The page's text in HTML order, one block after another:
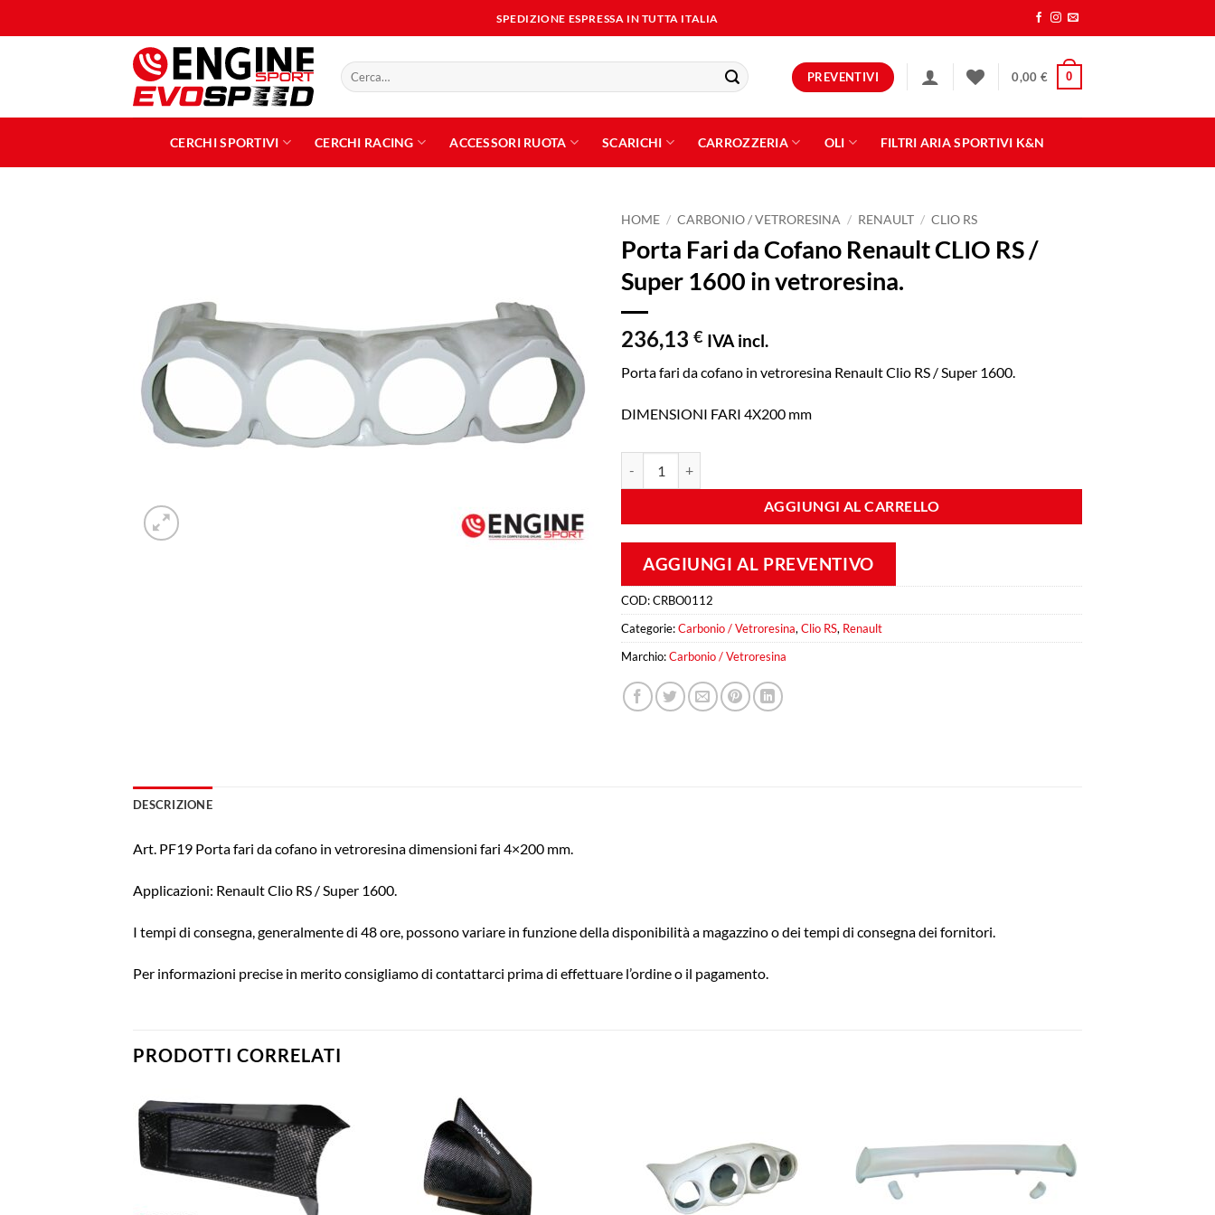
ai
SPEDIZIONE ESPRESSA IN TUTTA ITALIA
Cerca: PREVENTIVI 0,00 € 0
CERCHI SPORTIVI CERCHI RACING ACCESSORI RUOTA SCARICHI CARROZZERIA OLI FILTRI ARIA SPORTIVI K&N
desideri
HOME / CARBONIO / VETRORESINA / RENAULT / CLIO RS
Porta Fari da Cofano Renault CLIO RS /
Super 1600 in vetroresina.
236,13 € IVA incl.
Porta fari da cofano in vetroresina Renault Clio RS / Super 1600.
DIMENSIONI FARI 4X200 mm
AGGIUNGI AL CARRELLO
AGGIUNGI AL PREVENTIVO
COD:CRBO0112
Categorie:Carbonio / Vetroresina,Clio RS, Renault
Marchio:Carbonio / Vetroresina
DESCRIZIONE
Art. PF19 Porta fari da cofano in vetroresina dimensioni fari 4×200 mm.
Applicazioni: Renault Clio RS / Super 1600.
I tempi di consegna, generalmente di 48 ore, possono variare in funzione della disponibilità a magazzino o dei tempi di consegna dei fornitori.
Per informazioni precise in merito consigliamo di contattarci prima di effettuare l’ordine o il pagamento.
PRODOTTI CORRELATI
Aggiungi
alla lista
dei
desideri
alla lista
dei
desideri
desideri